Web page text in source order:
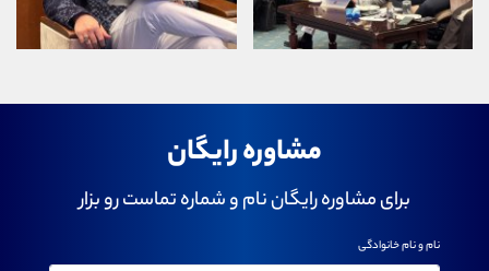
مشاوره رایگان
برای مشاوره رایگان نام و شماره تماست رو بزار
نام و نام خانوادگی